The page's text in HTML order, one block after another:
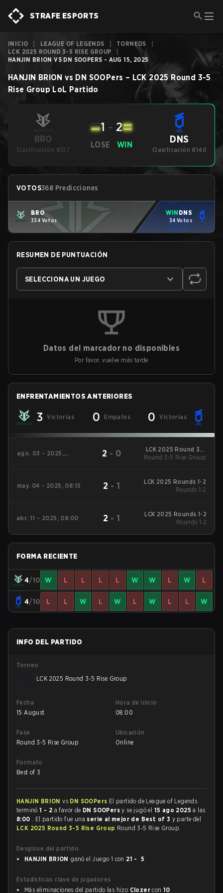
STRAFE ESPORTS
INICIO LEAGUE OF LEGENDS TORNEOS
LCK 2025 ROUND 3-5 RISE GROUP
HANJIN BRION VS DN SOOPERS - AUG 15, 2025
HANJIN BRION vs DN SOOPers – LCK 2025 Round 3-5
Rise Group LoL Partido
BRO
Clasificación #137
LOSE
1 - 2
WIN DNS
Clasificación #140
VOTOS368 Predicciones
BRO
334 Votos
WIN DNS
34 Votos
RESUMEN DE PUNTUACIÓN
SELECCIONA UN JUEGO
Datos del marcador no disponibles
Por favor, vuelve más tarde
ENFRENTAMIENTOS ANTERIORES
3 Victorias 0 Empates 0 Victorias
ago. 03 - 2025,
2 - 0
LCK 2025 Round 3-5
Rise Group
Round 3-5 Rise Group
may. 04 - 2025, 08:15 2 - 1
LCK 2025 Rounds 1-2
Rounds 1-2
abr. 11 - 2025, 08:00 2 - 1
LCK 2025 Rounds 1-2
Rounds 1-2
FORMA RECIENTE
4/10 W L L L L W W L W L
4/10 L L W L W L W L L W
INFO DEL PARTIDO
Torneo
LCK 2025 Round 3-5 Rise Group
Fecha
15 August
Hora de inicio
08:00
Fase
Round 3-5 Rise Group
Ubicación
Online
Formato
Best of 3
HANJIN BRIONvs DN SOOPers El partido de League of Legends
terminó1 - 2 a favor de DN SOOPersy se jugó el 15 ago 2025a las
8:00 . El partido fue una serie al mejor de Best of 3 y parte del
LCK 2025 Round 3-5 Rise Group Round 3-5 Rise Group.
Desglose del partido
HANJIN BRION ganó el Juego 1 con 21 - 5
Estadísticas clave de jugadores
Más eliminaciones del partido las hizo Clozer con10